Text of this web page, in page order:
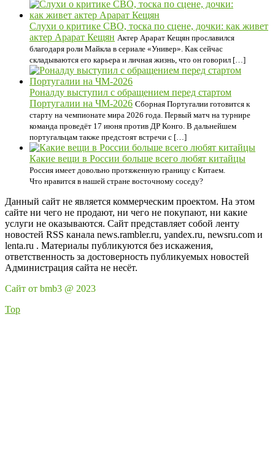
Слухи о критике СВО, тоска по сцене, дочки: как живет
актер Арарат Кещян Актер Арарат Кещян прославился
благодаря роли Майкла в сериале «Универ». Как сейчас
складываются его карьера и личная жизнь, что он говорил […]
Роналду выступил с обращением перед стартом
Португалии на ЧМ-2026 Сборная Португалии готовится к
старту на чемпионате мира 2026 года. Первый матч на турнире
команда проведёт 17 июня против ДР Конго. В дальнейшем
португальцам также предстоят встречи с […]
Какие вещи в России больше всего любят китайцы
Россия имеет довольно протяженную границу с Китаем.
Что нравится в нашей стране восточному соседу?
Данный сайт не является коммерческим проектом. На этом
сайте ни чего не продают, ни чего не покупают, ни какие
услуги не оказываются. Сайт представляет собой ленту
новостей RSS канала news.rambler.ru, yandex.ru, newsru.com и
lenta.ru . Материалы публикуются без искажения,
ответственность за достоверность публикуемых новостей
Администрация сайта не несёт.
Сайт от bmb3 @ 2023
Top